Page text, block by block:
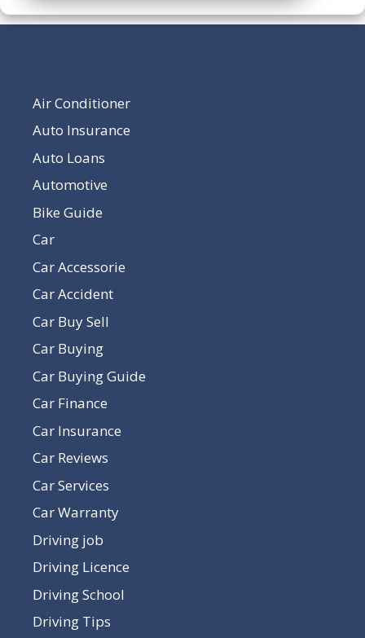
Air Conditioner
Auto Insurance
Auto Loans
Automotive
Bike Guide
Car
Car Accessorie
Car Accident
Car Buy Sell
Car Buying
Car Buying Guide
Car Finance
Car Insurance
Car Reviews
Car Services
Car Warranty
Driving job
Driving Licence
Driving School
Driving Tips